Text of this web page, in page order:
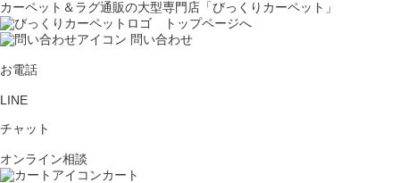
カーペット＆ラグ通販の大型専門店「びっくりカーペット」
問い合わせ
お電話
LINE
チャット
オンライン相談
カート